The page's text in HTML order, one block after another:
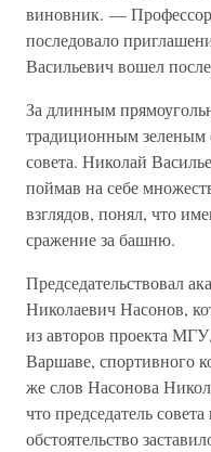
виновник. —
последовало
Васильевич вошел
За длинным
традиционным зеленым
совета. Николай
поймав на себе
взглядов, понял, что
сражение за башню.
Председательствовал
Николаевич Насонов,
из авторов проекта
Варшаве, спортивного
же слов Насонова
что председатель
обстоятельство